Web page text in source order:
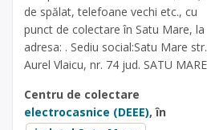
de spălat, telefoane vechi etc., cu
punct de colectare în Satu Mare, la
adresa: . Sediu social:Satu Mare str.
Aurel Vlaicu, nr. 74 jud. SATU MARE
Centru de colectare
electrocasnice (DEEE), în